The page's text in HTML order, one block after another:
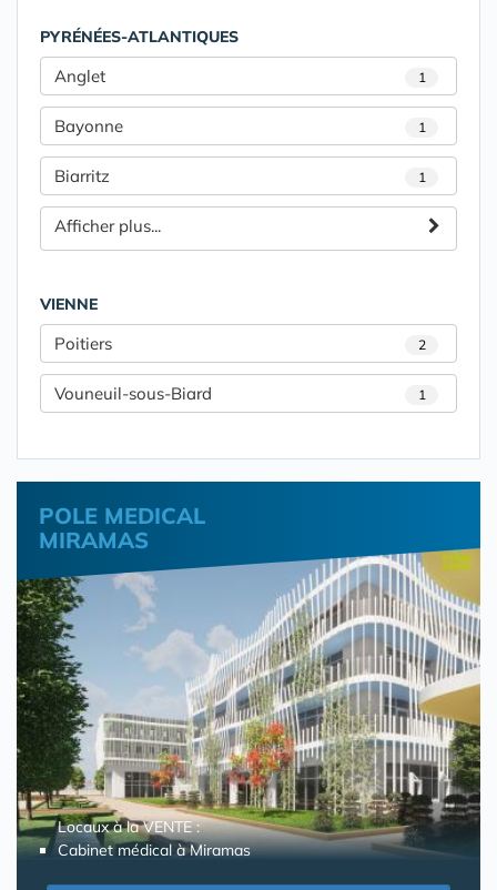
PYRÉNÉES-ATLANTIQUES
Anglet 1
Bayonne 1
Biarritz 1
Afficher plus...
VIENNE
Poitiers 2
Vouneuil-sous-Biard 1
POLE MEDICAL
MIRAMAS
Locaux à la VENTE :
Cabinet médical à Miramas